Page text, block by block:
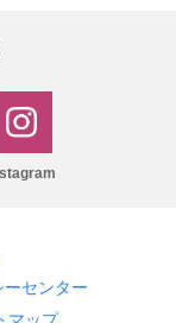
ーセンター